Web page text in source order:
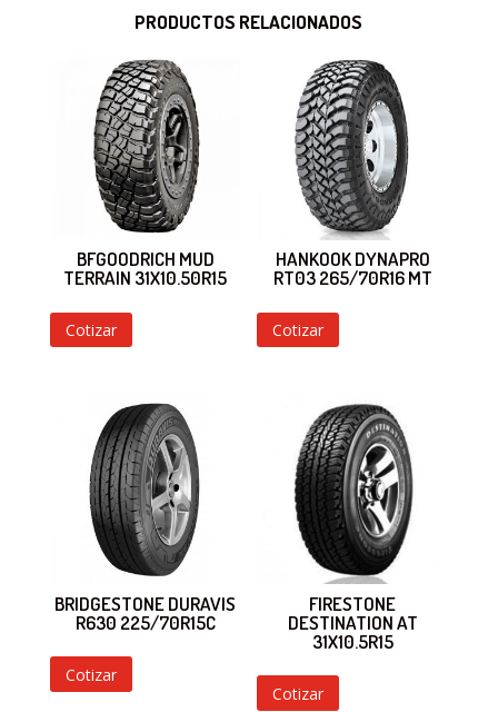
PRODUCTOS RELACIONADOS
BFGOODRICH MUD
TERRAIN 31X10.50R15
Cotizar
HANKOOK DYNAPRO
RT03 265/70R16 MT
Cotizar
BRIDGESTONE DURAVIS
R630 225/70R15C
Cotizar
FIRESTONE
DESTINATION AT
31X10.5R15
Cotizar